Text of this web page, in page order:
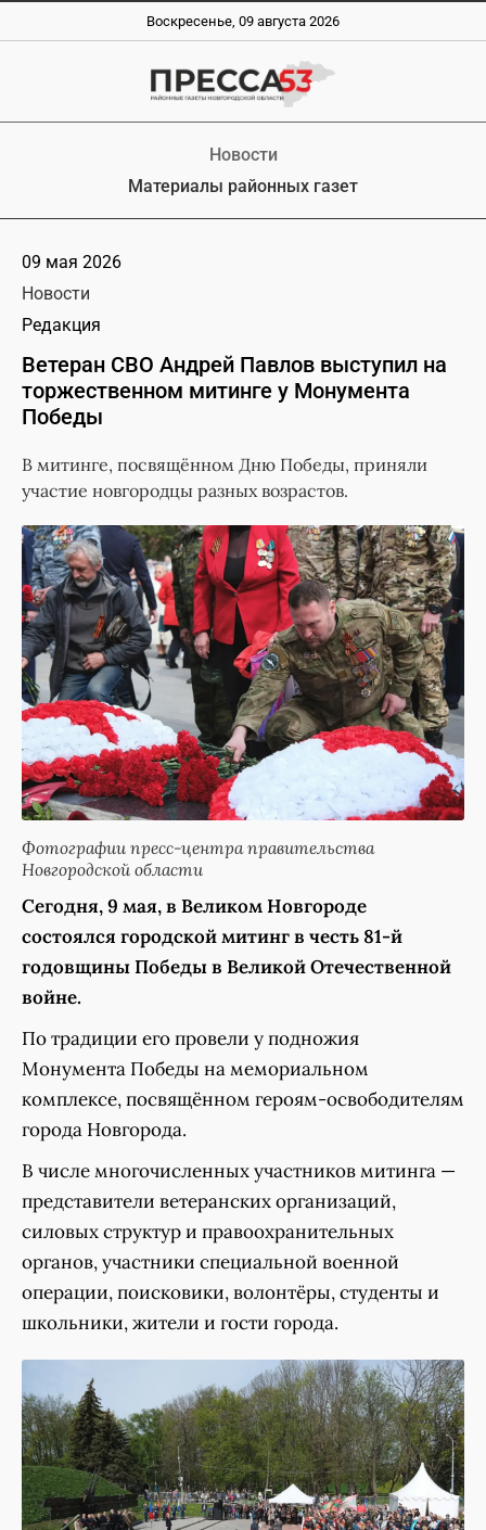
Воскресенье, 09 августа 2026
Новости
Материалы районных газет
09 мая 2026
Новости
Редакция
Ветеран СВО Андрей Павлов выступил на
торжественном митинге у Монумента
Победы
В митинге, посвящённом Дню Победы, приняли
участие новгородцы разных возрастов.
Фотографии пресс-центра правительства
Новгородской области
Сегодня, 9 мая, в Великом Новгороде
состоялся городской митинг в честь 81-й
годовщины Победы в Великой Отечественной
войне.
По традиции его провели у подножия
Монумента Победы на мемориальном
комплексе, посвящённом героям-освободителям
города Новгорода.
В числе многочисленных участников митинга —
представители ветеранских организаций,
силовых структур и правоохранительных
органов, участники специальной военной
операции, поисковики, волонтёры, студенты и
школьники, жители и гости города.